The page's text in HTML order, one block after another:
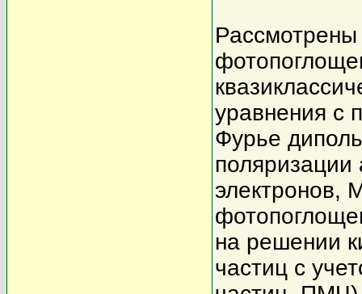
уравнения с
Фурье
электронов,
на решении
частиц с